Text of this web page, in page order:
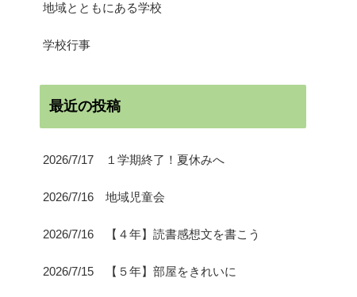
地域とともにある学校
学校行事
最近の投稿
2026/7/17 １学期終了！夏休みへ
2026/7/16 地域児童会
2026/7/16 【４年】読書感想文を書こう
2026/7/15 【５年】部屋をきれいに